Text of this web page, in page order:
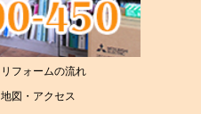
リフォームの流れ
地図・アクセス